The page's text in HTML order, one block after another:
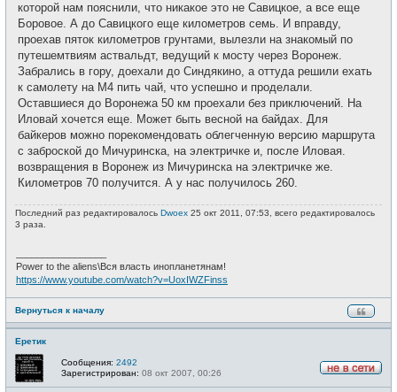
которой нам пояснили, что никакое это не Савицкое, а все еще
Боровое. А до Савицкого еще километров семь. И вправду,
проехав пяток километров грунтами, вылезли на знакомый по
путешемтвиям аствальдт, ведущий к мосту через Воронеж.
Забрались в гору, доехали до Синдякино, а оттуда решили ехать
к самолету на М4 пить чай, что успешно и проделали.
Оставшиеся до Воронежа 50 км проехали без приключений. На
Иловай хочется еще. Может быть весной на байдах. Для
байкеров можно порекомендовать облегченную версию маршрута
с заброской до Мичуринска, на электричке и, после Иловая.
возвращения в Воронеж из Мичуринска на электричке же.
Километров 70 получится. А у нас получилось 260.
Последний раз редактировалось Dwoex 25 окт 2011, 07:53, всего редактировалось
3 раза.
Power to the aliens\Вся власть инопланетянам!
https://www.youtube.com/watch?v=UoxIWZFinss
Вернуться к началу
Еретик
Сообщения: 2492
Зарегистрирован: 08 окт 2007, 00:26